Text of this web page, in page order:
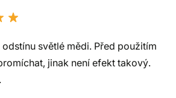
světlé mědi. Před použitím
jinak není efekt takový.